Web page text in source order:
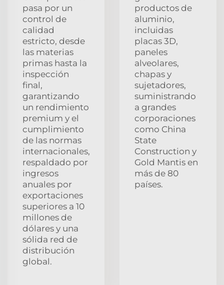
pasa por un
control de
calidad
estricto, desde
las materias
primas hasta la
inspección
final,
garantizando
un rendimiento
premium y el
cumplimiento
de las normas
internacionales,
respaldado por
ingresos
anuales por
exportaciones
superiores a 10
millones de
dólares y una
sólida red de
distribución
global.
productos de
aluminio,
incluidas
placas 3D,
paneles
alveolares,
chapas y
sujetadores,
suministrando
a grandes
corporaciones
como China
State
Construction y
Gold Mantis en
más de 80
países.